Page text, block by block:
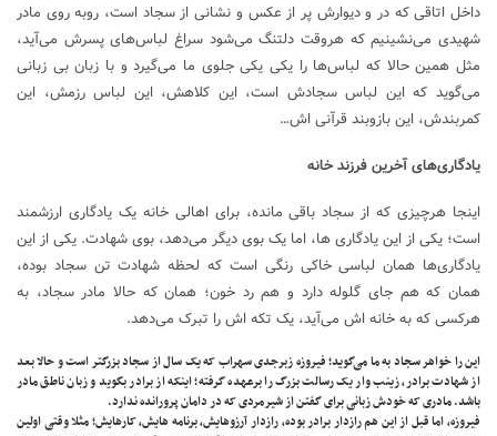
داخل اتاقی که در و دیوارش پر از عکس و نشانی از سجاد است، روبه روی مادر
شهیدی می‌نشینیم که هروقت دلتنگ می‌شود سراغ لباس‌های پسرش می‌آید،
مثل همین حالا که لباس‌ها را یکی یکی جلوی ما می‌گیرد و با زبان بی زبانی
می‌گوید که این لباس سجادش است، این کلاهش، این لباس رزمش، این
کمربندش، این بازوبند قرآنی اش…
یادگاری‌های آخرین فرزند خانه
اینجا هرچیزی که از سجاد باقی مانده، برای اهالی خانه یک یادگاری ارزشمند
است؛ یکی از این یادگاری ها، اما یک بوی دیگر می‌دهد، بوی شهادت. یکی از این
یادگاری‌ها همان لباسی خاکی رنگی است که لحظه شهادت تن سجاد بوده،
همان که هم جای گلوله دارد و هم رد خون؛ همان که حالا مادر سجاد، به
هرکسی که به خانه اش می‌آید، یک تکه اش را تبرک می‌دهد.
این را خواهر سجاد به ما می‌گوید؛ فیروزه زبرجدی سهراب که یک سال از سجاد بزرگتر است و حالا بعد
از شهادت برادر، زینب وار یک رسالت بزرگ را برعهده گرفته؛ اینکه از برادر بگوید و زبان ناطق مادر
باشد. مادری که خودش زبانی برای گفتن از شیرمردی که در دامان پرورانده ندارد.
فیروزه، اما قبل از این هم رازدار برادر بوده، رازدار آرزوهایش، برنامه هایش، کارهایش؛ مثلا وقتی اولین